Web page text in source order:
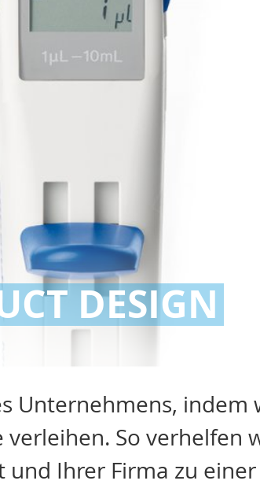
DESIGN
Unter­nehmens, indem
So verhelfen
Ihrer Firma zu